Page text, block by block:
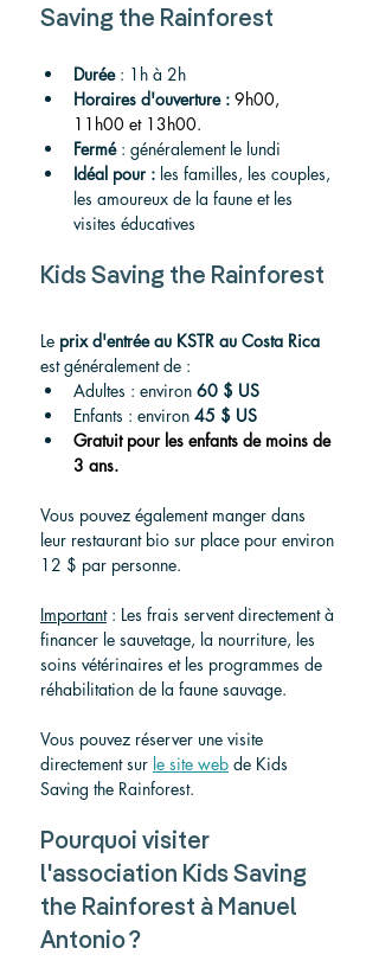
Saving the Rainforest
Durée : 1h à 2h
Horaires d'ouverture : 9h00,
11h00 et 13h00.
Fermé : généralement le lundi
Idéal pour : les familles, les couples,
les amoureux de la faune et les
visites éducatives
Kids Saving the Rainforest
Le prix d'entrée au KSTR au Costa Rica
est généralement de :
Adultes : environ 60 $ US
Enfants : environ 45 $ US
Gratuit pour les enfants de moins de
3 ans.
Vous pouvez également manger dans
leur restaurant bio sur place pour environ
12 $ par personne.
Important : Les frais servent directement à
financer le sauvetage, la nourriture, les
soins vétérinaires et les programmes de
réhabilitation de la faune sauvage.
Vous pouvez réserver une visite
directement sur le site web de Kids
Saving the Rainforest.
Pourquoi visiter
l'association Kids Saving
the Rainforest à Manuel
Antonio ?